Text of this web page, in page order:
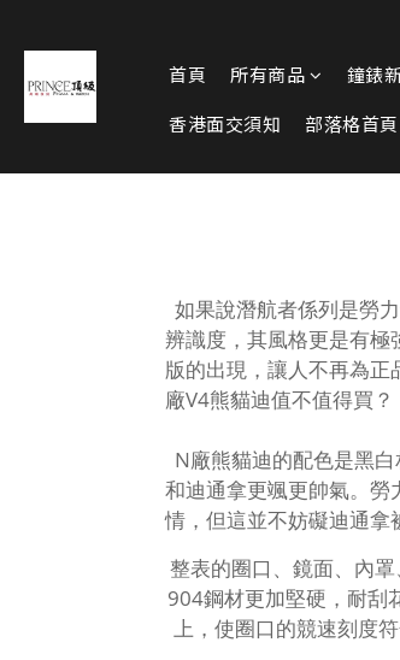
首頁 所有商品 鐘錶
香港面交須知 部落格首頁
如果說潛航者係列是勞
辨識度，其風格更是有
版的出現，讓人不再為
廠V4熊貓迪值不值得買？
N廠熊貓迪的配色是黑
和迪通拿更颯更帥氣。
情，但這並不妨礙迪通拿
整表的圈口、鏡面、內
904鋼材更加堅硬，耐刮
上，使圈口的競速刻度